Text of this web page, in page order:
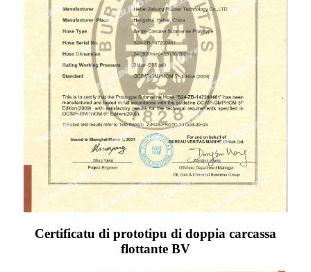
Certificatu di prototipu di doppia carcassa
flottante BV